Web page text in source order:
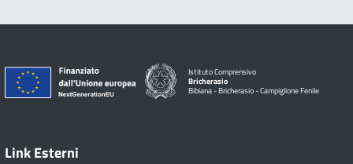
Istituto Comprensivo
Bricherasio
Bibiana - Bricherasio - Campiglione Fenile
Link Esterni